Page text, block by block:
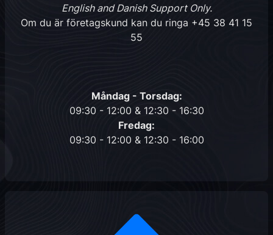
English and Danish Support Only.
Om du är företagskund kan du ringa +45 38 41 15
55
Måndag - Torsdag:
09:30 - 12:00 & 12:30 - 16:30
Fredag:
09:30 - 12:00 & 12:30 - 16:00